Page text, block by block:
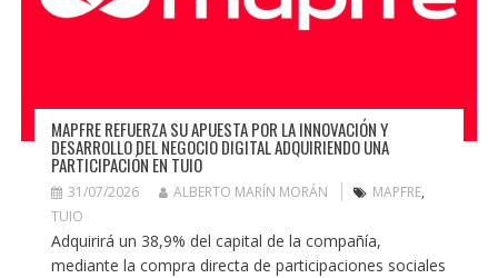
MAPFRE REFUERZA SU APUESTA POR LA INNOVACIÓN Y
DESARROLLO DEL NEGOCIO DIGITAL ADQUIRIENDO UNA
PARTICIPACIÓN EN TUIO
31/07/2026 ALBERTO MARÍN MORÁN MAPFRE,
TUIO
Adquirirá un 38,9% del capital de la compañía,
mediante la compra directa de participaciones sociales